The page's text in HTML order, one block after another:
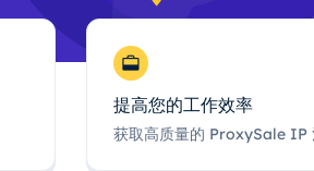
提高您的工作效率
获取高质量的 ProxySale IP